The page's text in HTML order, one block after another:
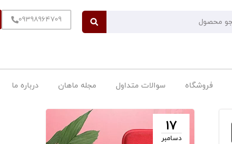
۰۹۳۹۸۹۶۴۷۰۹
فروشگاه سوالات متداول مجله ماهان درباره ما
17
دسامبر